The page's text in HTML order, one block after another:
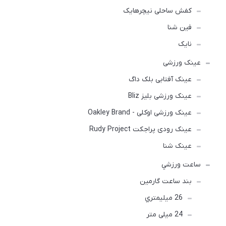
كفش ساحلی نیچرهایک
فین شنا
نایک
عینک ورزشی
عینک آفتابی بلک داگ
عینک ورزشی بلیز Bliz
عینک ورزشی اوکلی - Oakley Brand
عینک رودی پراجکت Rudy Project
عینک شنا
ساعت ورزشي
بند ساعت گارمین
26 ميليمتري
24 میلی متر